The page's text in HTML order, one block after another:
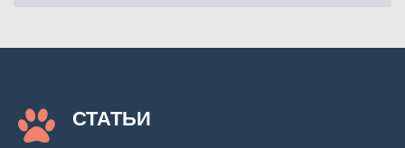
СТАТЬИ